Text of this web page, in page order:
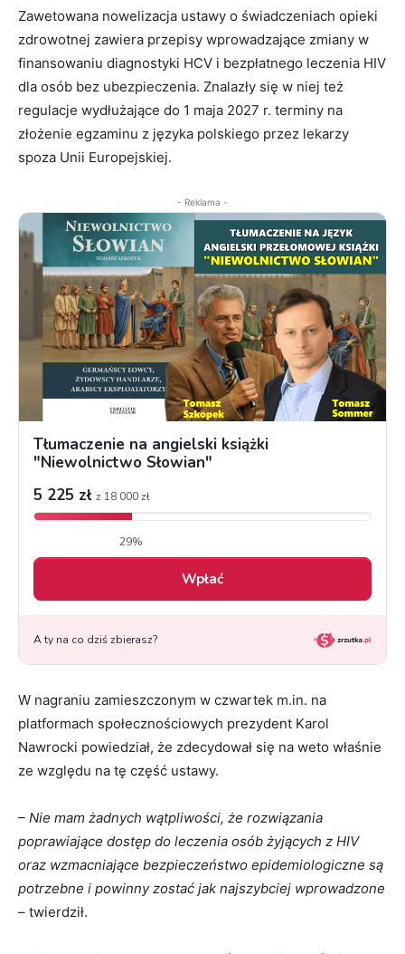
Zawetowana nowelizacja ustawy o świadczeniach opieki
zdrowotnej zawiera przepisy wprowadzające zmiany w
finansowaniu diagnostyki HCV i bezpłatnego leczenia HIV
dla osób bez ubezpieczenia. Znalazły się w niej też
regulacje wydłużające do 1 maja 2027 r. terminy na
złożenie egzaminu z języka polskiego przez lekarzy
spoza Unii Europejskiej.
- Reklama -
W nagraniu zamieszczonym w czwartek m.in. na
platformach społecznościowych prezydent Karol
Nawrocki powiedział, że zdecydował się na weto właśnie
ze względu na tę część ustawy.
– Nie mam żadnych wątpliwości, że rozwiązania
poprawiające dostęp do leczenia osób żyjących z HIV
oraz wzmacniające bezpieczeństwo epidemiologiczne są
potrzebne i powinny zostać jak najszybciej wprowadzone
– twierdził.